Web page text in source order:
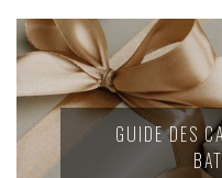
GUIDE DES